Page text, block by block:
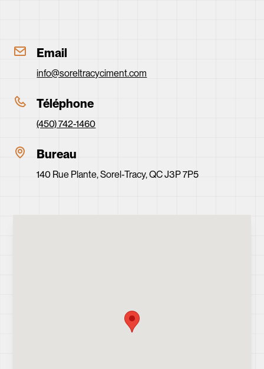
Email
info@soreltracyciment.com
Téléphone
(450) 742-1460
Bureau
140 Rue Plante, Sorel-Tracy, QC J3P 7P5